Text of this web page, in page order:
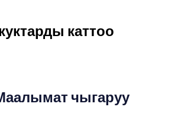
каттоо
чыгаруу